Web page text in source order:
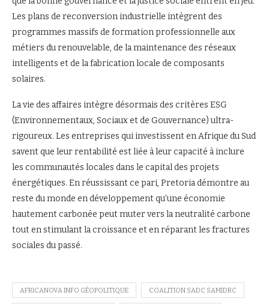
Les plans de reconversion industrielle intègrent des
programmes massifs de formation professionnelle aux
métiers du renouvelable, de la maintenance des réseaux
intelligents et de la fabrication locale de composants
solaires.
La vie des affaires intègre désormais des critères ESG
(Environnementaux, Sociaux et de Gouvernance) ultra-
rigoureux. Les entreprises qui investissent en Afrique du Sud
savent que leur rentabilité est liée à leur capacité à inclure
les communautés locales dans le capital des projets
énergétiques. En réussissant ce pari, Pretoria démontre au
reste du monde en développement qu’une économie
hautement carbonée peut muter vers la neutralité carbone
tout en stimulant la croissance et en réparant les fractures
sociales du passé.
AFRICANOVA INFO GÉOPOLITIQUE COALITION SADC SAMIDRC